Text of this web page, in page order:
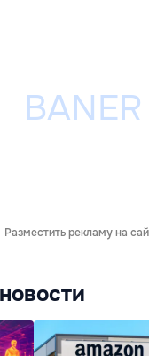
Разместить рекламу на